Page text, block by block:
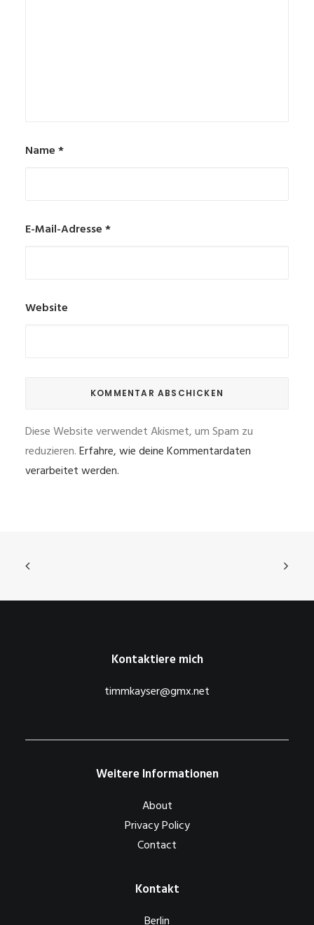
Name*
E-Mail-Adresse*
Website
Diese Website verwendet Akismet, um Spam zu
reduzieren.Erfahre, wie deine Kommentardaten
verarbeitet werden.
Kontaktiere mich
timmkayser@gmx.net
Weitere Informationen
About
Privacy Policy
Contact
Kontakt